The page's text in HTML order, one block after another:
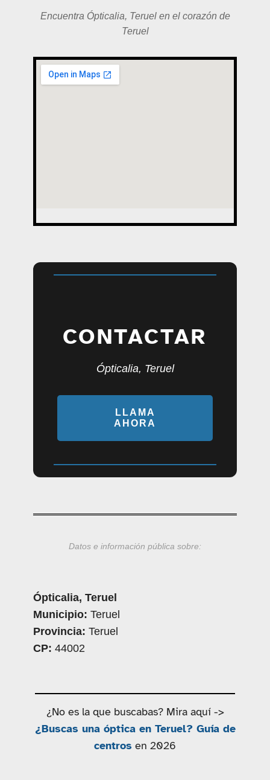
Encuentra Ópticalia, Teruel en el corazón de
Teruel
CONTACTAR
Ópticalia, Teruel
LLAMA
AHORA
Datos e información pública sobre:
Ópticalia, Teruel
Municipio: Teruel
Provincia: Teruel
CP: 44002
¿No es la que buscabas? Mira aquí ->
¿Buscas una óptica en Teruel? Guía de
centros en 2026